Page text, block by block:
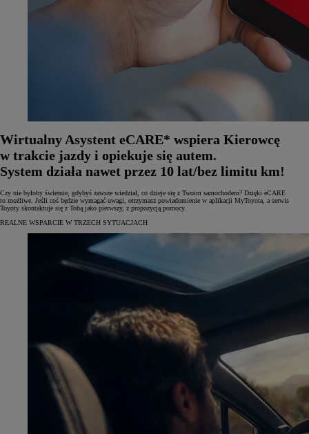
Wirtualny Asystent eCARE* wspiera Kierowcę
w trakcie jazdy i opiekuje się autem.
System działa nawet przez 10 lat/bez limitu km!
Czy nie byłoby świetnie, gdybyś zawsze wiedział, co dzieje się z Twoim samochodem? Dzięki eCARE
to możliwe. Jeśli coś będzie wymagać uwagi, otrzymasz powiadomienie w aplikacji MyToyota, a serwis
Toyoty skontaktuje się z Tobą jako pierwszy, z propozycją pomocy.
REALNE WSPARCIE W TRZECH SYTUACJACH